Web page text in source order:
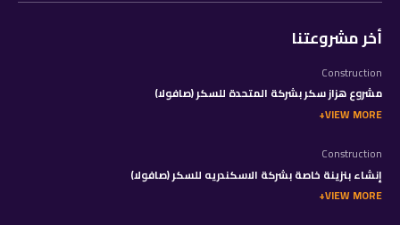
أخر مشروعتنا
Construction
مشروع هزاز سكر بشركة المتحدة للسكر (صافولا)
VIEW MORE
Construction
إنشاء بنزينة خاصة بشركة الاسكندريه للسكر (صافولا)
VIEW MORE